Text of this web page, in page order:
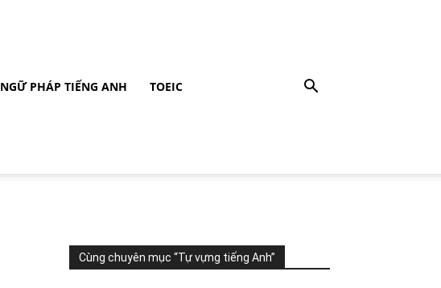
NGỮ PHÁP TIẾNG ANH TOEIC
Cùng chuyên mục “Tự vựng tiếng Anh”